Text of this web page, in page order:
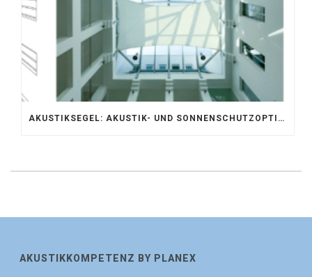
AKUSTIKSEGEL: AKUSTIK- UND SONNENSCHUTZOPTIMIERUNG IM ATRIUM DER UNIVERSITÄT BONN
AKUSTIKKOMPETENZ BY PLANEX